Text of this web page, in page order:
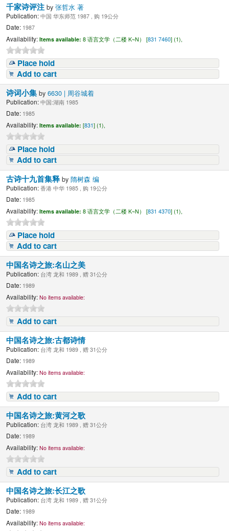
千家诗评注by张哲水 著
Publication: 中国 华东师范 1987 , 购 19公分
Date: 1987
Availability: Items available: 8 语言文学（二楼 K~N） [831 7460] (1),
Place hold
Add to cart
诗词小集by6630 | 周谷城着
Publication: 中国:湖南 1985
Date: 1985
Availability: Items available: [831] (1),
Place hold
Add to cart
古诗十九首集释by隋树森 编
Publication: 香港 中华 1985 , 购 19公分
Date: 1985
Availability: Items available: 8 语言文学（二楼 K~N） [831 4370] (1),
Place hold
Add to cart
中国名诗之旅:名山之美
Publication: 台湾 龙和 1989 , 赠 31公分
Date: 1989
Availability: No items available:
Add to cart
中国名诗之旅:古都诗情
Publication: 台湾 龙和 1989 , 赠 31公分
Date: 1989
Availability: No items available:
Add to cart
中国名诗之旅:黄河之歌
Publication: 台湾 龙和 1989 , 赠 31公分
Date: 1989
Availability: No items available:
Add to cart
中国名诗之旅:长江之歌
Publication: 台湾 龙和 1989 , 赠 31公分
Date: 1989
Availability: No items available: